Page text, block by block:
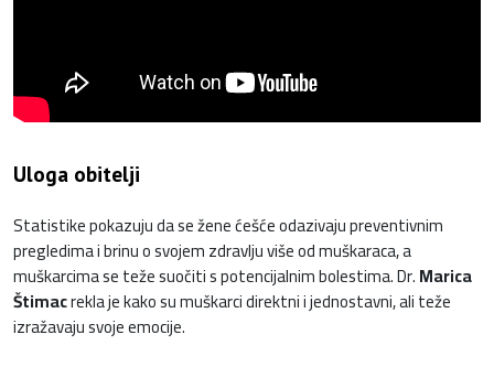
Uloga obitelji
Statistike pokazuju da se žene ćešće odazivaju preventivnim
pregledima i brinu o svojem zdravlju više od muškaraca, a
muškarcima se teže suočiti s potencijalnim bolestima. Dr.Marica
Štimacrekla je kako su muškarci direktni i jednostavni, ali teže
izražavaju svoje emocije.